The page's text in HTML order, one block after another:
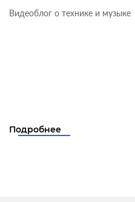
Видеоблог о технике и музыке
Подробнее